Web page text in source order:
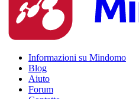
Informazioni su Mindomo
Blog
Aiuto
Forum